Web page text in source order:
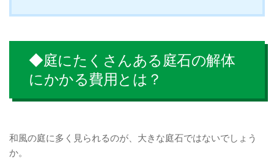
◆庭にたくさんある庭石の解体
にかかる費用とは？
和風の庭に多く見られるのが、大きな庭石ではないでしょう
か。